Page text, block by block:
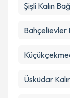
Şişli Kalın
Bahçelievler
Üsküdar